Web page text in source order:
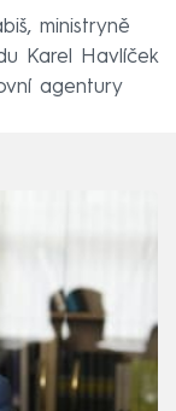
ministryně
Karel Havlíček
agentury